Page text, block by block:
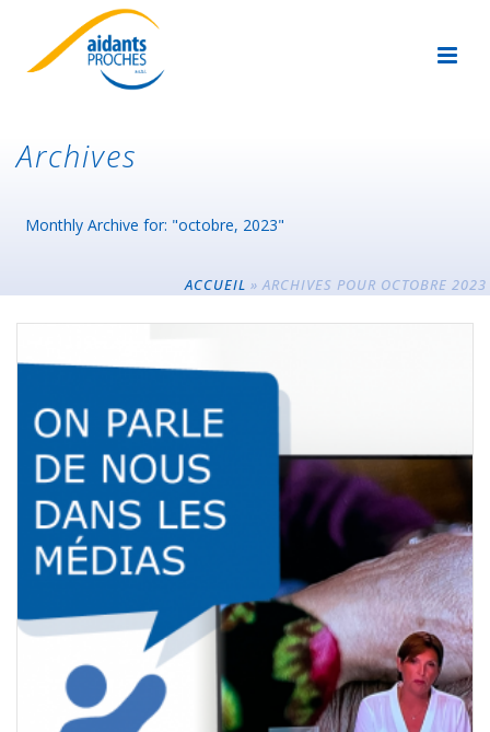
Archives
Monthly Archive for: "octobre, 2023"
ACCUEIL »ARCHIVES POUR OCTOBRE 2023